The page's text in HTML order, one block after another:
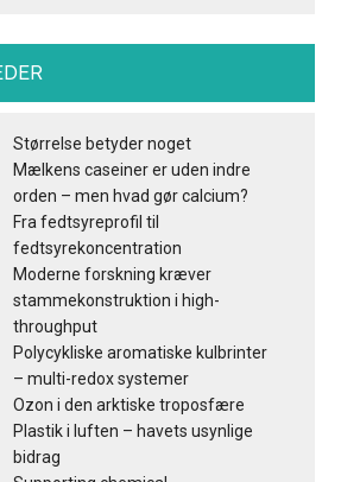
Størrelse betyder noget
Mælkens caseiner er uden indre
orden – men hvad gør calcium?
Fra fedtsyreprofil til
fedtsyrekoncentration
Moderne forskning kræver
stammekonstruktion i high-
throughput
Polycykliske aromatiske kulbrinter
– multi-redox systemer
Ozon i den arktiske troposfære
Plastik i luften – havets usynlige
bidrag